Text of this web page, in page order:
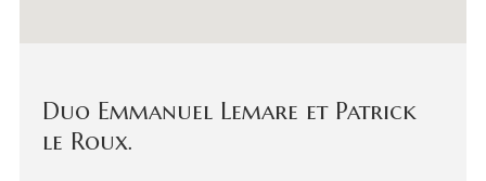
Duo Emmanuel Lemare et Patrick
le Roux.